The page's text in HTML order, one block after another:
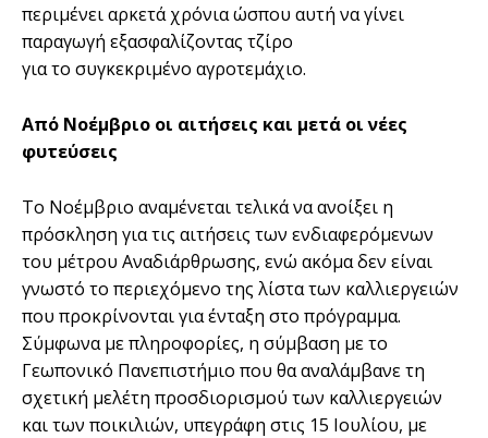
περιµένει αρκετά χρόνια ώσπου αυτή να γίνει
παραγωγή εξασφαλίζοντας τζίρο
για το συγκεκριµένο αγροτεµάχιο.
Από Νοέμβριο οι αιτήσεις και μετά οι νέες
φυτεύσεις
Το Νοέµβριο αναµένεται τελικά να ανοίξει η
πρόσκληση για τις αιτήσεις των ενδιαφερόµενων
του µέτρου Αναδιάρθρωσης, ενώ ακόµα δεν είναι
γνωστό το περιεχόµενο της λίστα των καλλιεργειών
που προκρίνονται για ένταξη στο πρόγραµµα.
Σύµφωνα µε πληροφορίες, η σύµβαση µε το
Γεωπονικό Πανεπιστήµιο που θα αναλάµβανε τη
σχετική µελέτη προσδιορισµού των καλλιεργειών
και των ποικιλιών, υπεγράφη στις 15 Ιουλίου, µε